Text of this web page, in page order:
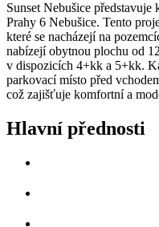
Sunset Nebušice
Prahy 6 Nebušice. Tento
které se nacházejí na
nabízejí obytnou plochu od
v dispozicích 4+kk a 5+kk.
parkovací místo před
což zajišťuje komfortní a
Hlavní přednosti